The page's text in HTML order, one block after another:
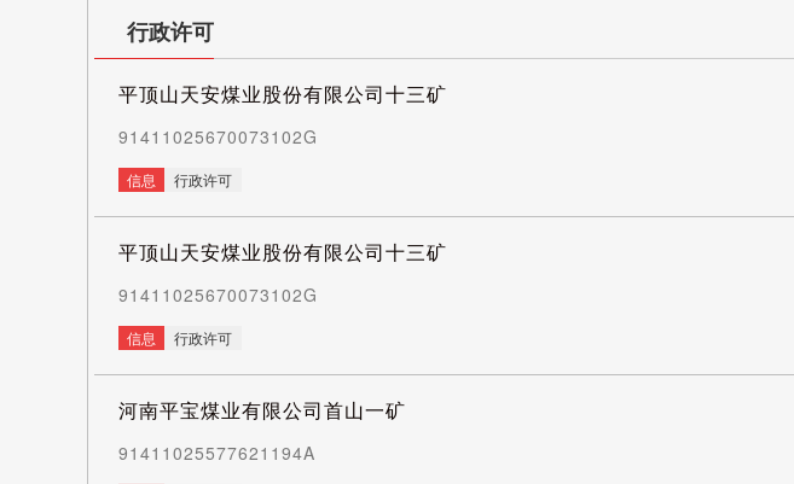
行政许可
平顶山天安煤业股份有限公司十三矿
91411025670073102G
信息 行政许可
平顶山天安煤业股份有限公司十三矿
91411025670073102G
信息 行政许可
河南平宝煤业有限公司首山一矿
91411025577621194A